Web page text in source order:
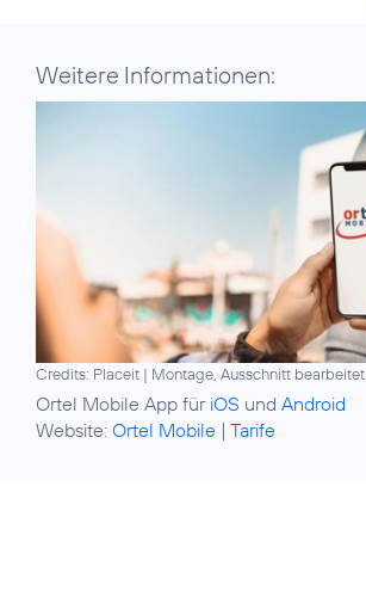
Weitere Informationen:
Credits: Placeit | Montage, Ausschnitt bearbeitet
Ortel Mobile App für iOS und Android
Website: Ortel Mobile | Tarife